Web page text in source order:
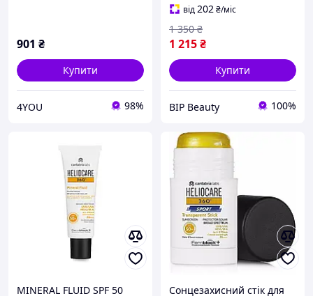
901 ₴
Купити
4YOU 98%
від202₴/міс
1 215₴
1 350 ₴
Купити
BIP Beauty 100%
MINERAL FLUID SPF 50
Сонцезахисний стік для